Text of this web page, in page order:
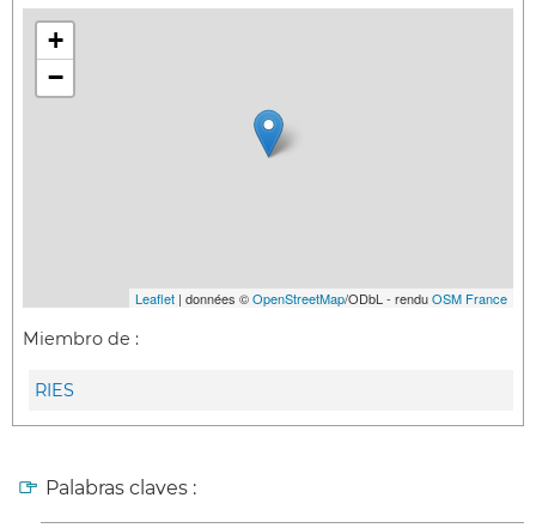
+
−
Leaflet | données ©OpenStreetMap/ODbL - renduOSM France
Miembro de :
RIES
Palabras claves :